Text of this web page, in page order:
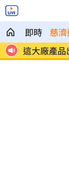
即時 慈
相信黃仁